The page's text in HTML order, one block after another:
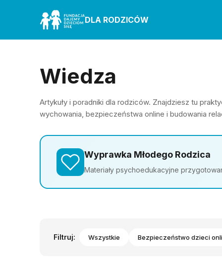
DLA RODZICÓW
Wiedza
Artykuły i poradniki dla rodziców. Znajdziesz tu
wychowania, bezpieczeństwa online i budowania
Wyprawka Młodego Rodzica
Materiały psychoedukacyjne
Filtruj: Wszystkie Bezpieczeństwo dzieci